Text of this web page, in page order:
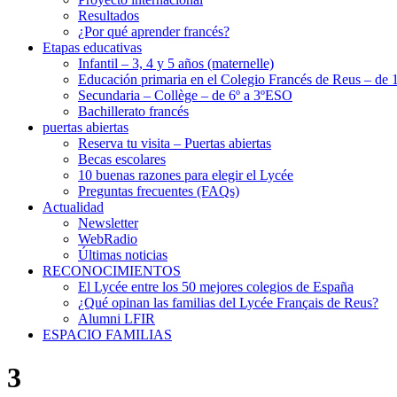
Resultados
¿Por qué aprender francés?
Etapas educativas
Infantil – 3, 4 y 5 años (maternelle)
Educación primaria en el Colegio Francés de Reus – de
Secundaria – Collège – de 6º a 3ºESO
Bachillerato francés
puertas abiertas
Reserva tu visita – Puertas abiertas
Becas escolares
10 buenas razones para elegir el Lycée
Preguntas frecuentes (FAQs)
Actualidad
Newsletter
WebRadio
Últimas noticias
RECONOCIMIENTOS
El Lycée entre los 50 mejores colegios de España
¿Qué opinan las familias del Lycée Français de Reus?
Alumni LFIR
ESPACIO FAMILIAS
3